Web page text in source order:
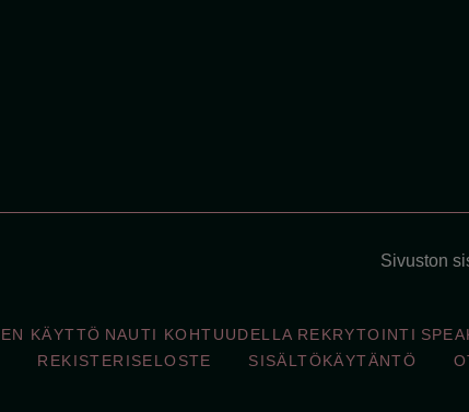
Sivuston
KÄYTTÖ NAUTI KOHTUUDELLA REKRYTOINTI
REKISTERISELOSTE SISÄLTÖKÄYTÄNTÖ